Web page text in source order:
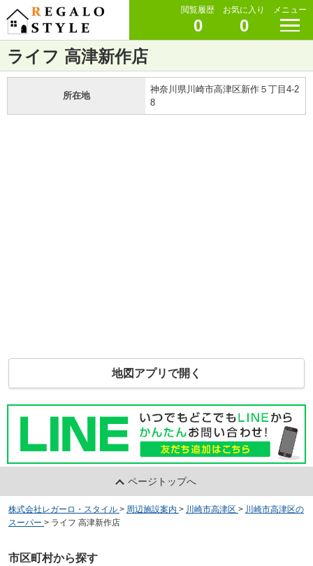
閲覧履歴
0
お気に入り
0
メニュー
ライフ 高津新作店
所在地
神奈川県川崎市高津区新作５丁目4-2
8
地図アプリで開く
ページトップへ
株式会社レガーロ・スタイル > 周辺施設案内 > 川崎市高津区 > 川崎市高津区の
スーパー > ライフ 高津新作店
市区町村から探す